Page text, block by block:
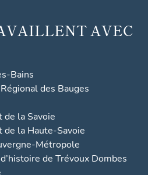
AVEC
Bains
des Bauges
la Savoie
de la Haute-Savoie
Métropole
de Trévoux Dombes